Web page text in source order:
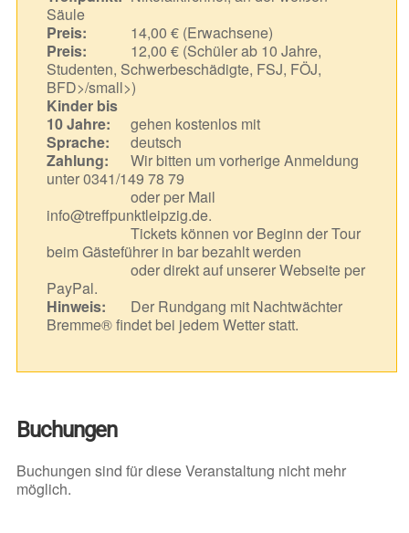
Säule
Preis:
14,00 € (Erwachsene)
Preis:
12,00 € (Schüler ab 10 Jahre,
Studenten, Schwerbeschädigte, FSJ, FÖJ,
BFD>/small>)
Kinder bis
10 Jahre:
gehen kostenlos mit
Sprache:
deutsch
Zahlung:
Wir bitten um vorherige Anmeldung
unter 0341/149 78 79
oder per Mail
info@treffpunktleipzig.de.
Tickets können vor Beginn der Tour
beim Gästeführer in bar bezahlt werden
oder direkt auf unserer Webseite per
PayPal.
Hinweis:
Der Rundgang mit Nachtwächter
Bremme® findet bei jedem Wetter statt.
Buchungen
Buchungen sind für diese Veranstaltung nicht mehr
möglich.